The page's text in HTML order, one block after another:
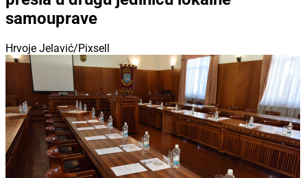
samouprave
Hrvoje Jelavić/Pixsell